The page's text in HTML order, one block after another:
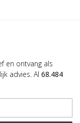
en ontvang als
advies. Al 68.484